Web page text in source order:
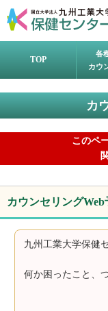
TOP
各
カウ
カ
このペ
カウンセリング
九州工業大学保健
何か困ったこと、